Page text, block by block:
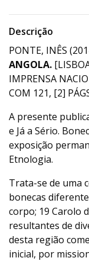
Descrição
PONTE, INÊS
ANGOLA.
IMPRENSA
COM 121, [2]
A presente
e Já a Sério.
exposição
Etnologia.
Trata-se de uma
bonecas
corpo; 19 Carolo
resultantes de
desta região
inicial, por